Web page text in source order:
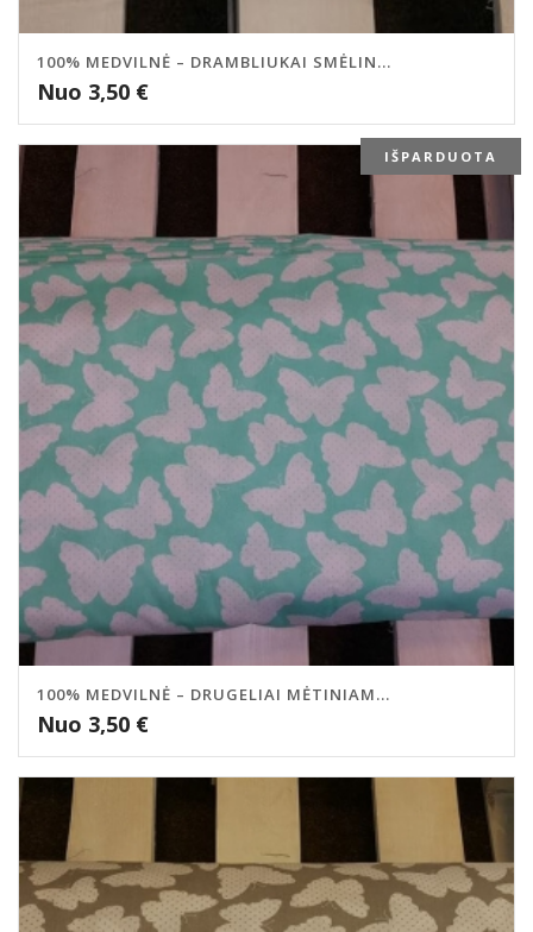
100% MEDVILNĖ – DRAMBLIUKAI SMĖLIN...
Nuo 3,50 €
IŠPARDUOTA
100% MEDVILNĖ – DRUGELIAI MĖTINIAM...
Nuo 3,50 €